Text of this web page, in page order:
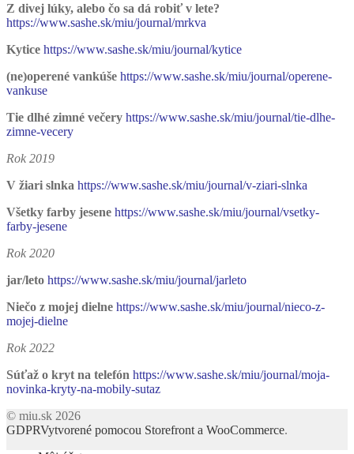
Z divej lúky, alebo čo sa dá robiť v lete?
https://www.sashe.sk/miu/journal/mrkva
Kytice https://www.sashe.sk/miu/journal/kytice
(ne)operené vankúše https://www.sashe.sk/miu/journal/operene-
vankuse
Tie dlhé zimné večery https://www.sashe.sk/miu/journal/tie-dlhe-
zimne-vecery
Rok 2019
V žiari slnka https://www.sashe.sk/miu/journal/v-ziari-slnka
Všetky farby jesene https://www.sashe.sk/miu/journal/vsetky-
farby-jesene
Rok 2020
jar/leto https://www.sashe.sk/miu/journal/jarleto
Niečo z mojej dielne https://www.sashe.sk/miu/journal/nieco-z-
mojej-dielne
Rok 2022
Súťaž o kryt na telefón https://www.sashe.sk/miu/journal/moja-
novinka-kryty-na-mobily-sutaz
© miu.sk 2026
GDPRVytvorené pomocou Storefront a WooCommerce.